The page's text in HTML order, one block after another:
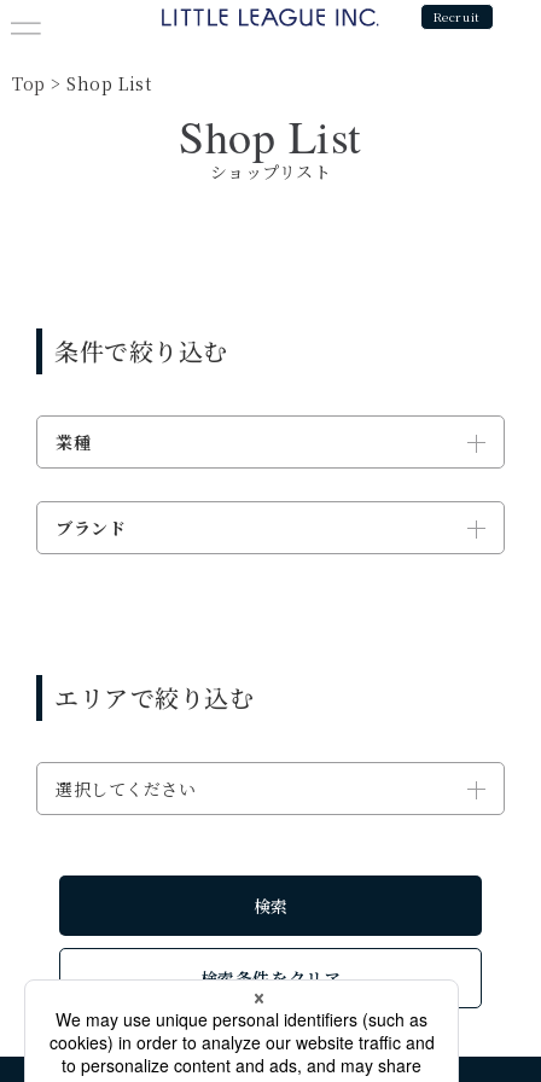
Recruit
Top >Shop List
Shop List
ショップリスト
条件で絞り込む
業種
ブランド
エリアで絞り込む
選択してください
検索条件をクリア